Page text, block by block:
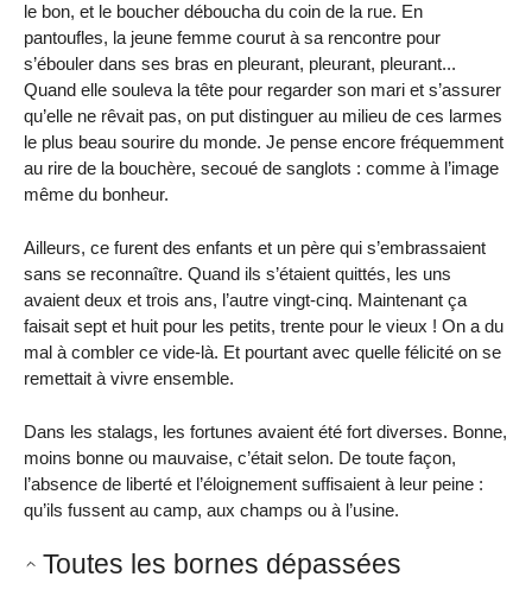
le bon, et le boucher déboucha du coin de la rue. En
pantoufles, la jeune femme courut à sa rencontre pour
s’ébouler dans ses bras en pleurant, pleurant, pleurant...
Quand elle souleva la tête pour regarder son mari et s’assurer
qu’elle ne rêvait pas, on put distinguer au milieu de ces larmes
le plus beau sourire du monde. Je pense encore fréquemment
au rire de la bouchère, secoué de sanglots : comme à l’image
même du bonheur.
Ailleurs, ce furent des enfants et un père qui s’embrassaient
sans se reconnaître. Quand ils s’étaient quittés, les uns
avaient deux et trois ans, l’autre vingt-cinq. Maintenant ça
faisait sept et huit pour les petits, trente pour le vieux ! On a du
mal à combler ce vide-là. Et pourtant avec quelle félicité on se
remettait à vivre ensemble.
Dans les stalags, les fortunes avaient été fort diverses. Bonne,
moins bonne ou mauvaise, c’était selon. De toute façon,
l’absence de liberté et l’éloignement suffisaient à leur peine :
qu’ils fussent au camp, aux champs ou à l’usine.
Toutes les bornes dépassées